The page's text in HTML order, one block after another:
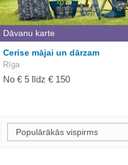
Dāvanu karte
Cerise mājai un dārzam
Rīga
No € 5 līdz € 150
Populārākās vispirms